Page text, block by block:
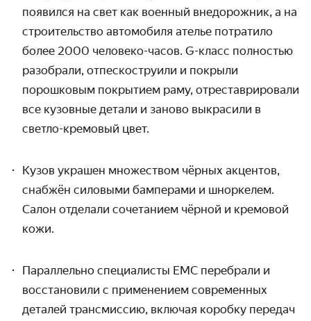
появился на свет как военный внедорожник, а на
строительство автомобиля ателье потратило
более 2000 человеко-часов. G-класс полностью
разобрали, отпескоструили и покрыли
порошковым покрытием раму, отреставрировали
все кузовные детали и заново выкрасили в
светло-кремовый цвет.
Кузов украшен множеством чёрных акцентов,
снабжён силовыми бамперами и шноркелем.
Салон отделали сочетанием чёрной и кремовой
кожи.
Параллельно специалисты EMC перебрали и
восстановили с применением современных
деталей трансмиссию, включая коробку передач